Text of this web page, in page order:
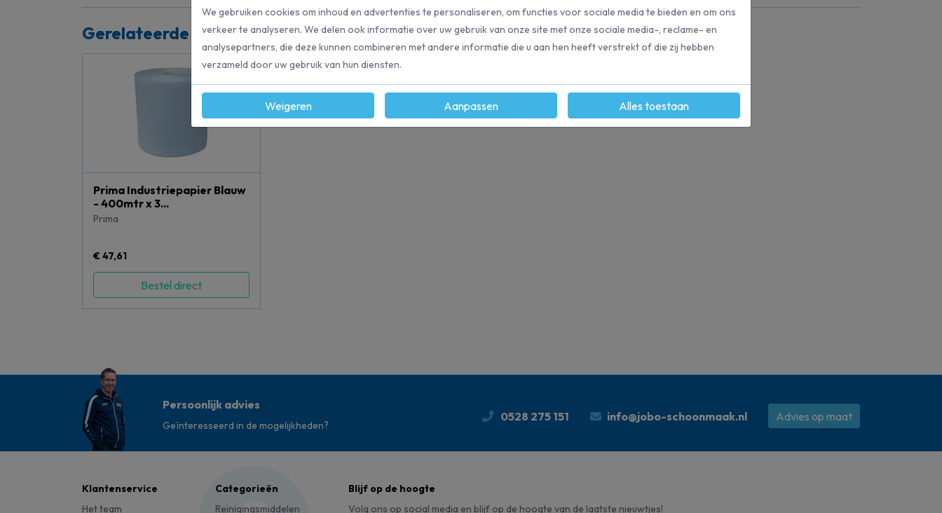
Gerelateerde producten
Prima Industriepapier Blauw
- 400mtr x 3...
Prima
€ 47,61
Bestel direct
Persoonlijk advies
Geïnteresseerd in de mogelijkheden?
0528 275 151 info@jobo-schoonmaak.nl Advies op maat
Klantenservice
Het team
Categorieën
Reinigingsmiddelen
Blijf op de hoogte
Volg ons op social media en blijf op de hoogte van de laatste nieuwtjes!
We gebruiken cookies om inhoud en advertenties te personaliseren, om functies voor sociale media te bieden en om ons
verkeer te analyseren. We delen ook informatie over uw gebruik van onze site met onze sociale media-, reclame- en
analysepartners, die deze kunnen combineren met andere informatie die u aan hen heeft verstrekt of die zij hebben
verzameld door uw gebruik van hun diensten.
Weigeren Aanpassen Alles toestaan